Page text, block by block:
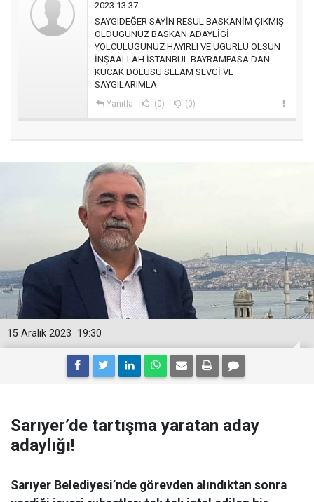
2023 13:37
SAYGIDEĞER SAYİN RESUL BASKANİM ÇIKMIŞ
OLDUGUNUZ BASKAN ADAYLİGİ
YOLCULUGUNUZ HAYIRLI VE UGURLU OLSUN
İNŞAALLAH İSTANBUL BAYRAMPASA DAN
KUCAK DOLUSU SELAM SEVGİ VE
SAYGILARIMLA
Yanıtla (0) (0)
19:30
15 Aralık 2023
Sarıyer’de tartışma yaratan aday
adaylığı!
Sarıyer Belediyesi’nde görevden alındıktan sonra